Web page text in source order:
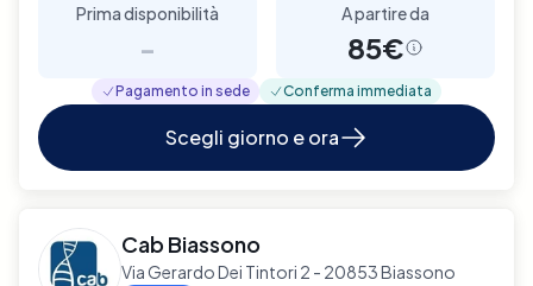
Prima disponibilità
-
A partire da
85€
Pagamento in sede Conferma immediata
Scegli giorno e ora
Cab Biassono
Via Gerardo Dei Tintori 2 - 20853 Biassono